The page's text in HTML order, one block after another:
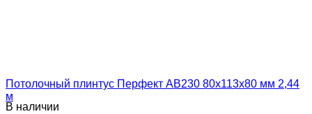
Потолочный плинтус Перфект AB230 80х113х80 мм 2,44
м
В наличии